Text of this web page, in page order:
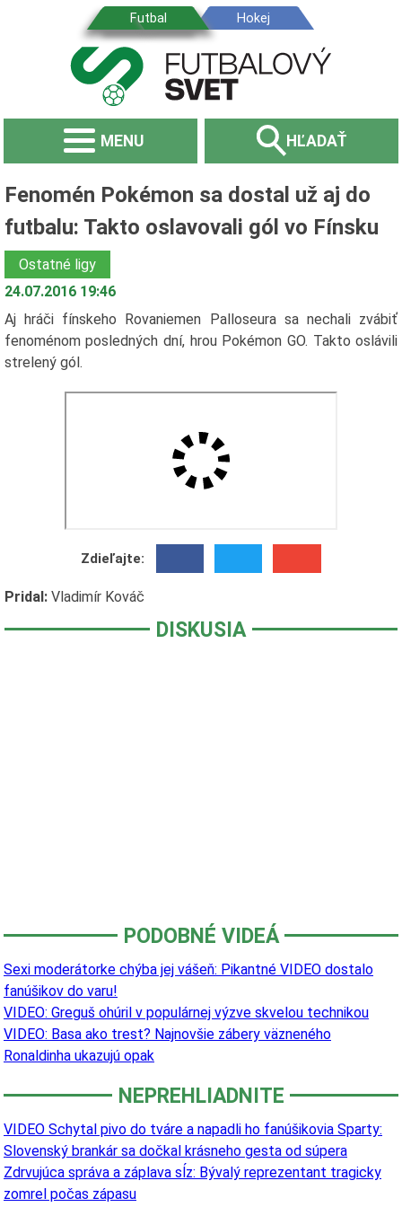
MENU HĽADAŤ
Fenomén Pokémon sa dostal už aj do
futbalu: Takto oslavovali gól vo Fínsku
Ostatné ligy
24.07.2016 19:46
Aj hráči fínskeho Rovaniemen Palloseura sa nechali zvábiť
fenoménom posledných dní, hrou Pokémon GO. Takto oslávili
strelený gól.
Zdieľajte:
Pridal: Vladimír Kováč
DISKUSIA
PODOBNÉ VIDEÁ
Sexi moderátorke chýba jej vášeň: Pikantné VIDEO dostalo
fanúšikov do varu!
VIDEO: Greguš ohúril v populárnej výzve skvelou technikou
VIDEO: Basa ako trest? Najnovšie zábery väzneného
Ronaldinha ukazujú opak
NEPREHLIADNITE
VIDEO Schytal pivo do tváre a napadli ho fanúšikovia Sparty:
Slovenský brankár sa dočkal krásneho gesta od súpera
Zdrvujúca správa a záplava sĺz: Bývalý reprezentant tragicky
zomrel počas zápasu